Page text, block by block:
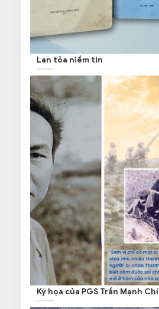
Lan tỏa niềm tin
Ký họa của PGS Trần Mạnh Chí